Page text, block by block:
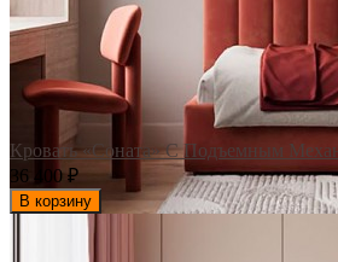
Кровать «Соната» С Подъемным
36 400₽
В корзину